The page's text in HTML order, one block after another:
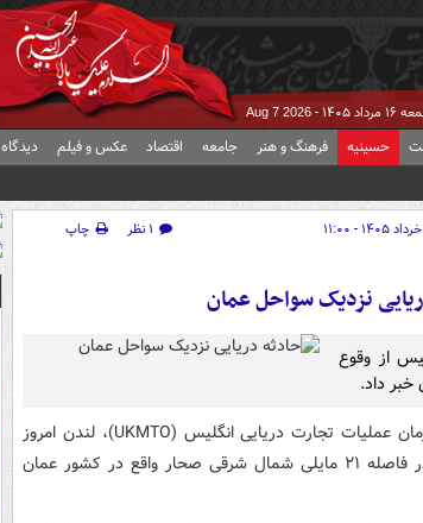
مرداد ۱۴۰۵ - Aug 7 2026
حسینیه فرهنگ و هنر جامعه اقتصاد عکس و فیلم دیدگاه
۱ نظر
چاپ
نزدیک سواحل عمان
از وقوع
داد.
به نقل از وبگاه سازمان عملیات تجارت دریایی انگلیس (UKMTO)، لندن امروز
پنجشنبه از وقوع یک حادثه امنیتی در فاصله ۲۱ مایلی شمال شرقی صحار واقع در کشور عمان